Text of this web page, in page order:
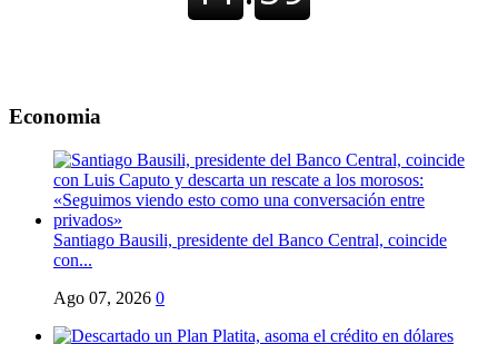
Economia
Santiago Bausili, presidente del Banco Central, coincide
con...
Ago 07, 2026 0